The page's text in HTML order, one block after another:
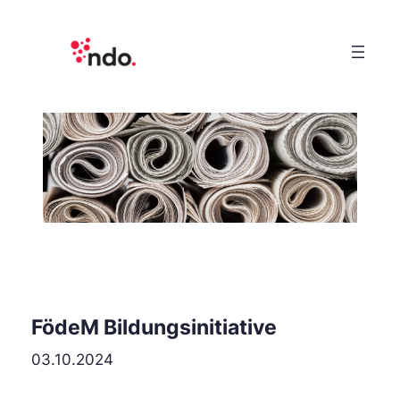
FödeM Bildungsinitiative
03.10.2024